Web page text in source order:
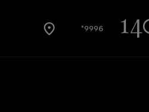
9996*